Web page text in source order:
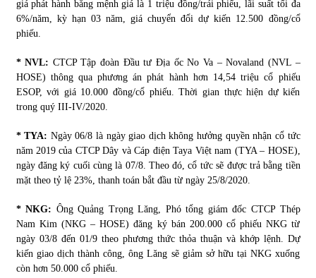
giá phát hành bằng mệnh giá là 1 triệu đồng/trái phiếu, lãi suất tối đa
6%/năm, kỳ hạn 03 năm, giá chuyển đổi dự kiến 12.500 đồng/cổ
phiếu.
* NVL: CTCP Tập đoàn Đầu tư Địa ốc No Va – Novaland (NVL –
HOSE) thông qua phương án phát hành hơn 14,54 triệu cổ phiếu
ESOP, với giá 10.000 đồng/cổ phiếu. Thời gian thực hiện dự kiến
trong quý III-IV/2020.
* TYA: Ngày 06/8 là ngày giao dịch không hưởng quyền nhận cổ tức
năm 2019 của CTCP Dây và Cáp điện Taya Việt nam (TYA – HOSE),
ngày đăng ký cuối cùng là 07/8. Theo đó, cổ tức sẽ được trả bằng tiền
mặt theo tỷ lệ 23%, thanh toán bắt đầu từ ngày 25/8/2020.
* NKG: Ông Quảng Trọng Lăng, Phó tổng giám đốc CTCP Thép
Nam Kim (NKG – HOSE) đăng ký bán 200.000 cổ phiếu NKG từ
ngày 03/8 đến 01/9 theo phương thức thỏa thuận và khớp lệnh. Dự
kiến giao dịch thành công, ông Lăng sẽ giảm sở hữu tại NKG xuống
còn hơn 50.000 cổ phiếu.